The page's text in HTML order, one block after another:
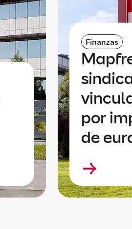
Finanzas
por
de